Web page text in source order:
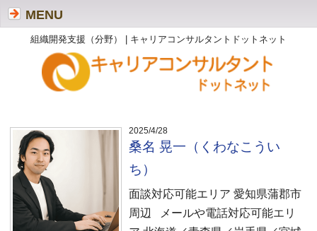
組織開発支援（分野） | キャリアコンサルタントドットネット
MENU
2025/4/28
桑名 晃一（くわなこうい
ち）
面談対応可能エリア 愛知県蒲郡市
周辺 メールや電話対応可能エリ